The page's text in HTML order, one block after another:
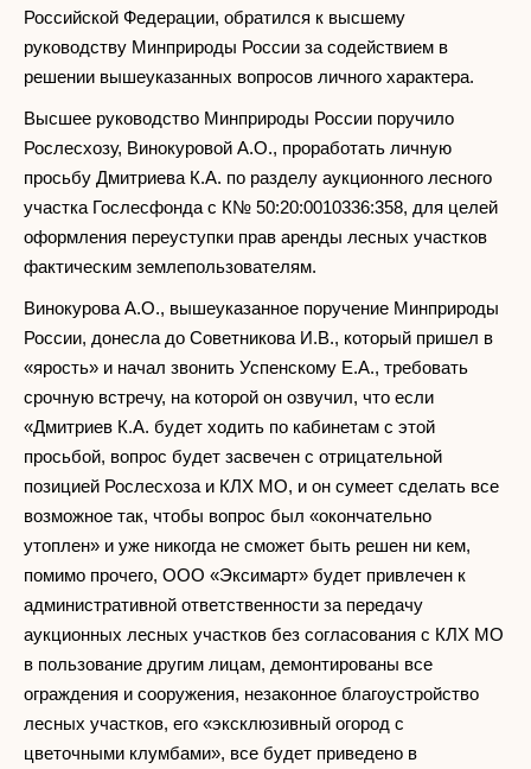
Российской Федерации, обратился к высшему
руководству Минприроды России за содействием в
решении вышеуказанных вопросов личного характера.
Высшее руководство Минприроды России поручило
Рослесхозу, Винокуровой А.О., проработать личную
просьбу Дмитриева К.А. по разделу аукционного лесного
участка Гослесфонда с К№ 50:20:0010336:358, для целей
оформления переуступки прав аренды лесных участков
фактическим землепользователям.
Винокурова А.О., вышеуказанное поручение Минприроды
России, донесла до Советникова И.В., который пришел в
«ярость» и начал звонить Успенскому Е.А., требовать
срочную встречу, на которой он озвучил, что если
«Дмитриев К.А. будет ходить по кабинетам с этой
просьбой, вопрос будет засвечен с отрицательной
позицией Рослесхоза и КЛХ МО, и он сумеет сделать все
возможное так, чтобы вопрос был «окончательно
утоплен» и уже никогда не сможет быть решен ни кем,
помимо прочего, ООО «Эксимарт» будет привлечен к
административной ответственности за передачу
аукционных лесных участков без согласования с КЛХ МО
в пользование другим лицам, демонтированы все
ограждения и сооружения, незаконное благоустройство
лесных участков, его «эксклюзивный огород с
цветочными клумбами», все будет приведено в